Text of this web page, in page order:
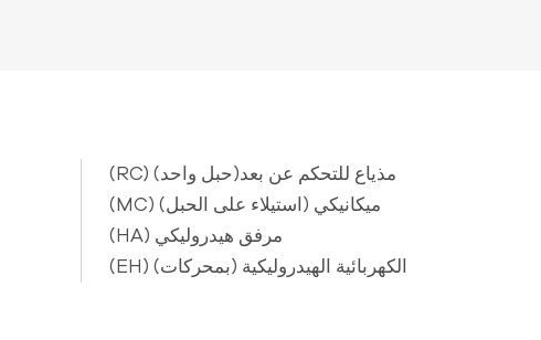
(RC) مذياع للتحكم عن بعد(حبل واحد)
(MC) ميكانيكي (استيلاء على الحبل)
(HA) مرفق هيدروليكي
(EH) الكهربائية الهيدروليكية (بمحركات)